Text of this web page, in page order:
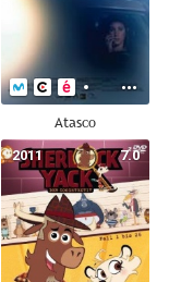
Atasco
7.0
2011